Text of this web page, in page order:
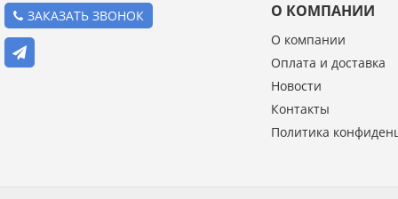
ЗАКАЗАТЬ ЗВОНОК О КОМПАНИИ
О компании
Оплата и доставка
Новости
Контакты
Политика